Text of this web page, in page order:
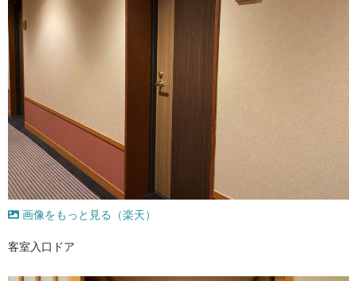
画像をもっと見る（楽天）
客室入口ドア